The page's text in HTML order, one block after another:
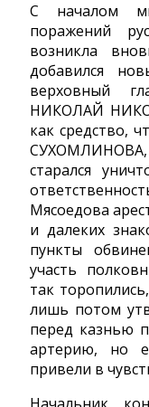
С началом
поражений
возникла
добавился
верховный
НИКОЛАЙ
как средство,
СУХОМЛИНОВА,
старался
Мясоедова
и далеких
пункты
участь
так
лишь потом
перед казнью
артерию, но
привели в